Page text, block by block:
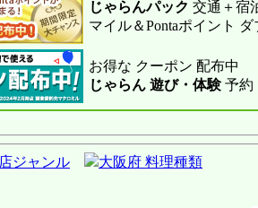
じゃらんパック 交通＋宿
マイル＆Pontaポイント
お得な クーポン 配布中
じゃらん 遊び・体験予約
ジャンル 大阪府 料理種類